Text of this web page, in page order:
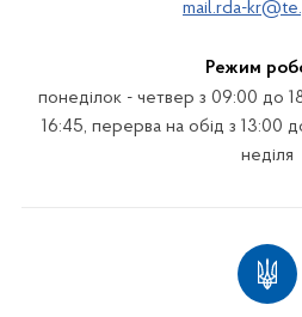
mail.rda-
Режим
понеділок - четвер з 09:00 до
16:45, перерва на обід з 13:00
неділя